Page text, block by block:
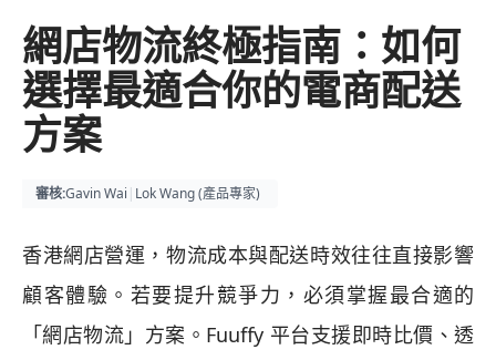
網店物流終極指南：如何
選擇最適合你的電商配送
方案
審核:Gavin Wai | Lok Wang (產品專家)
香港網店營運，物流成本與配送時效往往直接影響
顧客體驗。若要提升競爭力，必須掌握最合適的
「網店物流」方案。Fuuffy 平台支援即時比價、透